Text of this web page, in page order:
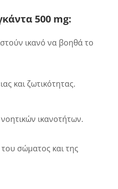
500 mg:
ικανό να βοηθά το
και ζωτικότητας.
ικανοτήτων.
του σώματος και της